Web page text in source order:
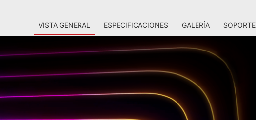
VISTA GENERAL ESPECIFICACIONES GALERÍA SOPORTE